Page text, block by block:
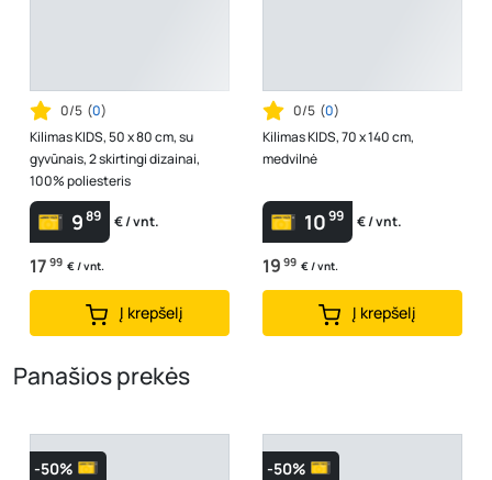
0/5 (0)
Kilimas KIDS, 50 x 80 cm, su
gyvūnais, 2 skirtingi dizainai,
100% poliesteris
989 € / vnt.
17 99 € / vnt.
Į krepšelį
0/5 (0)
Kilimas KIDS, 70 x 140 cm,
medvilnė
1099 € / vnt.
19 99 € / vnt.
Į krepšelį
Panašios prekės
-50% -50%